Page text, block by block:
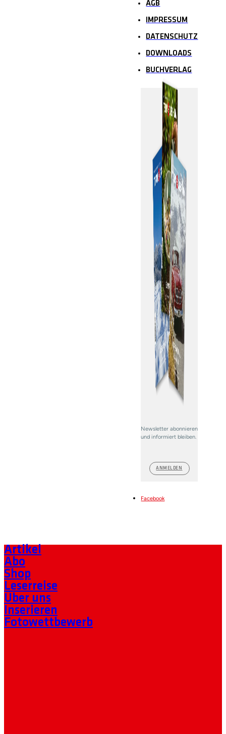
Newsletter abonnieren
und informiert bleiben.
ANMELDEN
Facebook
AGB
IMPRESSUM
DATENSCHUTZ
DOWNLOADS
BUCHVERLAG
Artikel
Abo
Shop
Leserreise
Über uns
Inserieren
Fotowettbewerb